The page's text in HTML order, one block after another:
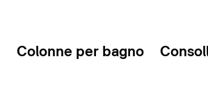
Colonne per bagno